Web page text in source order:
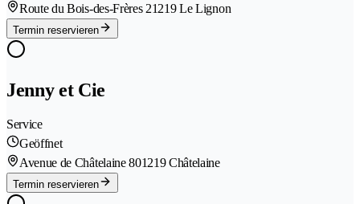
Route du Bois-des-Frères 21219 Le Lignon
Termin reservieren
Jenny et Cie
Service
Geöffnet
Avenue de Châtelaine 801219 Châtelaine
Termin reservieren